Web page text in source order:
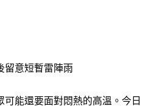
留意短暫雷陣雨
能還要面對悶熱的高溫。今日